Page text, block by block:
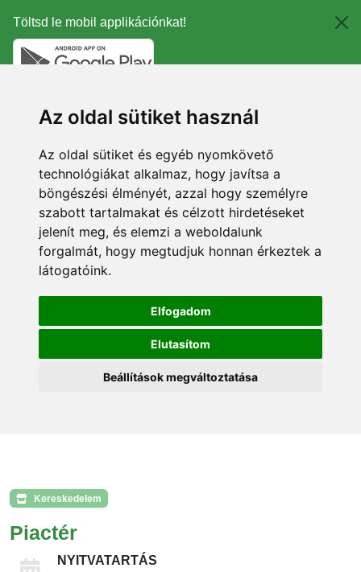
Töltsd le mobil applikációnkat!
Az oldal sütiket használ
Az oldal sütiket és egyéb nyomkövető
technológiákat alkalmaz, hogy javítsa a
böngészési élményét, azzal hogy személyre
szabott tartalmakat és célzott hirdetéseket
jelenít meg, és elemzi a weboldalunk
forgalmát, hogy megtudjuk honnan érkeztek a
látogatóink.
Elfogadom
Elutasítom
Beállítások megváltoztatása
Kereskedelem
Piactér
NYITVATARTÁS